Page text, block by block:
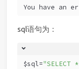
You have an
sql语句为：
$sql="SELECT